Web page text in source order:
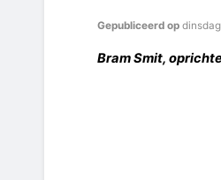
Gepubliceerd op
Bram Smit,